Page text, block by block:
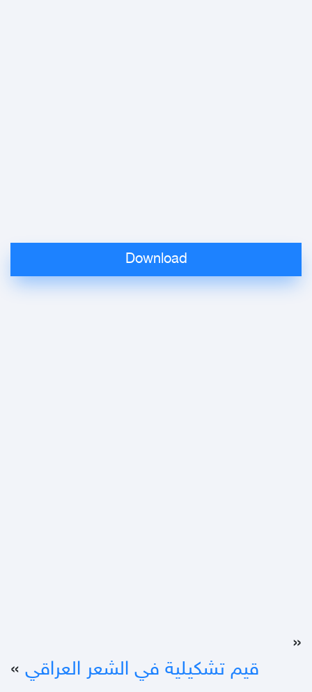
«
قيم تشكيلية في الشعر العراقي »